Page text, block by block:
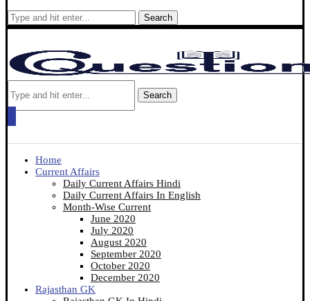
Search
Search
Home
Current Affairs
Daily Current Affairs Hindi
Daily Current Affairs In English
Month-Wise Current
June 2020
July 2020
August 2020
September 2020
October 2020
December 2020
Rajasthan GK